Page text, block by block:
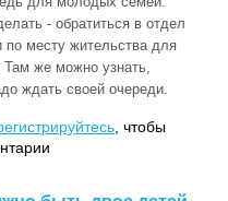
- обратиться в отдел
месту жительства для
Там же можно узнать,
ждать своей очереди.
, чтобы